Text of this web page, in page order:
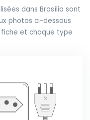
dans Brasília sont
photos ci-dessous
et chaque type